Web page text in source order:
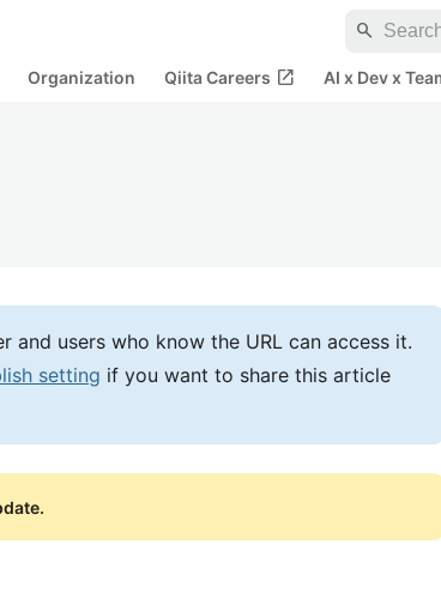
search
Organization Qiita Careers open_in_new AI x Dev x
users who know the URL can access it.
setting if you want to share this article